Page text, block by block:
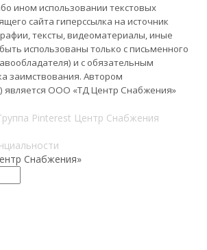
ином использовании текстовых
сайта гиперссылка на источник
тексты, видеоматериалы, иные
использованы только с письменного
и с обязательным
заимствования. Автором
является ООО «ТД Центр Снабжения»
Снабжения»